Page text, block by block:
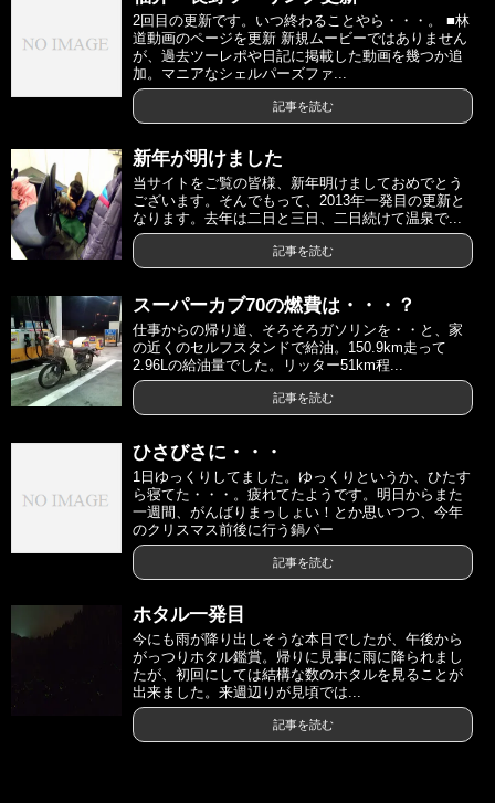
2回目の更新です。いつ終わることやら・・・。 ■林
道動画のページを更新 新規ムービーではありません
が、過去ツーレポや日記に掲載した動画を幾つか追
加。マニアなシェルパーズファ...
記事を読む
新年が明けました
当サイトをご覧の皆様、新年明けましておめでとう
ございます。そんでもって、2013年一発目の更新と
なります。去年は二日と三日、二日続けて温泉で...
記事を読む
スーパーカブ70の燃費は・・・？
仕事からの帰り道、そろそろガソリンを・・と、家
の近くのセルフスタンドで給油。150.9km走って
2.96Lの給油量でした。リッター51km程...
記事を読む
ひさびさに・・・
1日ゆっくりしてました。ゆっくりというか、ひたす
ら寝てた・・・。疲れてたようです。明日からまた
一週間、がんばりまっしょい！とか思いつつ、今年
のクリスマス前後に行う鍋パー
記事を読む
ホタル一発目
今にも雨が降り出しそうな本日でしたが、午後から
がっつりホタル鑑賞。帰りに見事に雨に降られまし
たが、初回にしては結構な数のホタルを見ることが
出来ました。来週辺りが見頃では...
記事を読む